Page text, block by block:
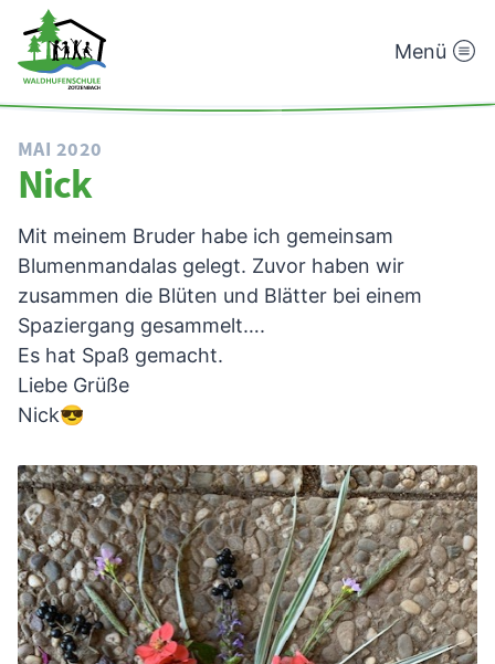
Waldhufenschule
Menü
MAI 2020
Nick
Mit meinem Bruder habe ich gemeinsam
Blumenmandalas gelegt. Zuvor haben wir
zusammen die Blüten und Blätter bei einem
Spaziergang gesammelt….
Es hat Spaß gemacht.
Liebe Grüße
Nick😎